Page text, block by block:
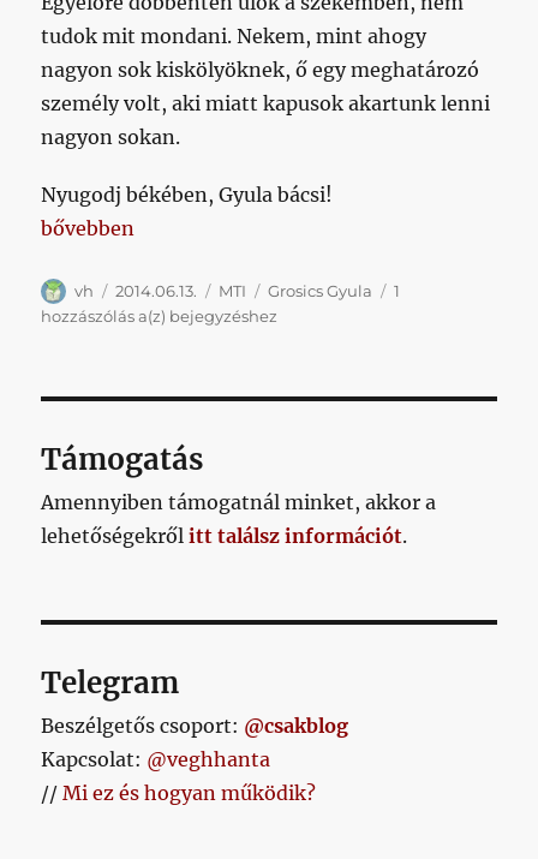
tudok mit mondani. Nekem, mint ahogy
nagyon sok kiskölyöknek, ő egy meghatározó
személy volt, aki miatt kapusok akartunk lenni
nagyon sokan.
Nyugodj békében, Gyula bácsi!
„Elhunyt Grosics Gyula”
bővebben
Szerző
vh Közzétéve
2014.06.13. Kategória
MTI Címke
Grosics Gyula
1
hozzászólás a(z) Elhunyt
bejegyzéshez
Támogatás
Amennyiben támogatnál minket, akkor a
lehetőségekrőlitt találsz információt.
Telegram
Beszélgetős csoport: @csakblog
Kapcsolat: @veghhanta
//Mi ez és hogyan működik?